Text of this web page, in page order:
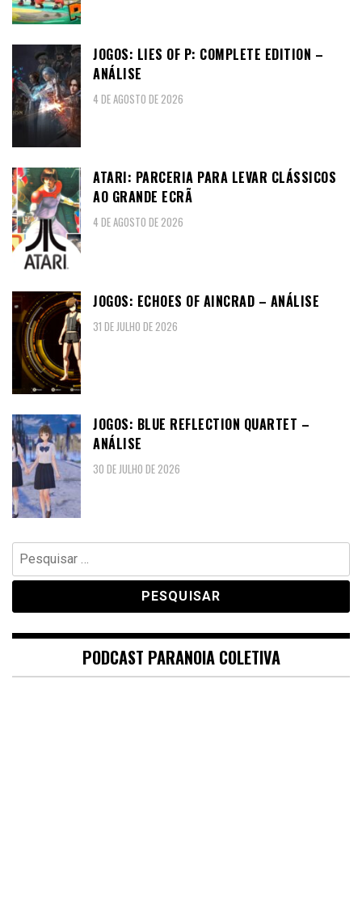
JOGOS: LIES OF P: COMPLETE EDITION –
ANÁLISE
4 DE AGOSTO DE 2026
ATARI: PARCERIA PARA LEVAR CLÁSSICOS
AO GRANDE ECRÃ
4 DE AGOSTO DE 2026
JOGOS: ECHOES OF AINCRAD – ANÁLISE
31 DE JULHO DE 2026
JOGOS: BLUE REFLECTION QUARTET –
ANÁLISE
30 DE JULHO DE 2026
Pesquisar
por:
PODCAST PARANOIA COLETIVA